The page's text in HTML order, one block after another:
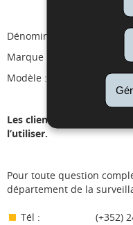
Dénomination :
Marque :
Modèle :
Les clients en
l’utiliser.
Pour toute question
département de la
Tél : (+352) 247